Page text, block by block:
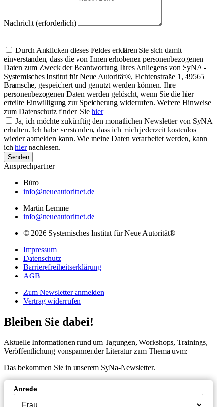
Nachricht (erforderlich)
Durch Anklicken dieses Feldes erklären Sie sich damit
einverstanden, dass die von Ihnen erhobenen personenbezogenen
Daten zum Zweck der Beantwortung Ihres Anliegens von SyNA -
Systemisches Institut für Neue Autorität®, Fichtenstraße 1, 49565
Bramsche, gespeichert und genutzt werden können. Ihre
personenbezogenen Daten werden gelöscht, wenn Sie die hier
erteilte Einwilligung zur Speicherung widerrufen. Weitere Hinweise
zum Datenschutz finden Sie hier
Ja, ich möchte zukünftig den monatlichen Newsletter von SyNA
erhalten. Ich habe verstanden, dass ich mich jederzeit kostenlos
wieder abmelden kann. Wie meine Daten verarbeitet werden, kann
ich hiernachlesen.
Senden
Ansprechpartner
Büro
info@neueautoritaet.de
Martin Lemme
info@neueautoritaet.de
© 2026 Systemisches Institut für Neue Autorität®
Impressum
Datenschutz
Barrierefreiheitserklärung
AGB
Zum Newsletter anmelden
Vertrag widerrufen
Bleiben Sie dabei!
Aktuelle Informationen rund um Tagungen, Workshops, Trainings,
Veröffentlichung vonspannender Literatur zum Thema uvm:
Das bekommen Sie in unserem SyNa-Newsletter.
Anrede